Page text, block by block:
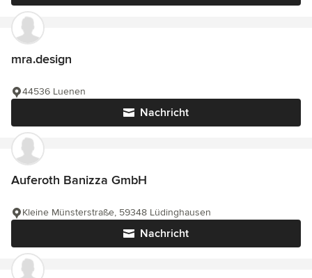
mra.design
Nachricht
44536 Luenen
Auferoth Banizza GmbH
Nachricht
Kleine Münsterstraße, 59348 Lüdinghausen